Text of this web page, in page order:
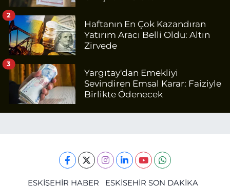
Haftanın En Çok Kazandıran
Yatırım Aracı Belli Oldu: Altın
Zirvede
2
Yargıtay'dan Emekliyi
Sevindiren Emsal Karar: Faiziyle
Birlikte Ödenecek
3
ESKİŞEHİR HABER
ESKİŞEHİR SON DAKİKA